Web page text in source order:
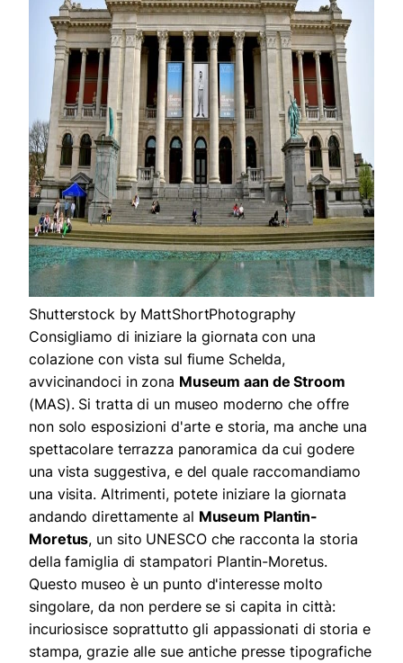
Shutterstock by MattShortPhotography
Consigliamo di iniziare la giornata con una
colazione con vista sul fiume Schelda,
avvicinandoci in zona Museum aan de Stroom
(MAS). Si tratta di un museo moderno che offre
non solo esposizioni d'arte e storia, ma anche una
spettacolare terrazza panoramica da cui godere
una vista suggestiva, e del quale raccomandiamo
una visita. Altrimenti, potete iniziare la giornata
andando direttamente al Museum Plantin-
Moretus, un sito UNESCO che racconta la storia
della famiglia di stampatori Plantin-Moretus.
Questo museo è un punto d'interesse molto
singolare, da non perdere se si capita in città:
incuriosisce soprattutto gli appassionati di storia e
stampa, grazie alle sue antiche presse tipografiche